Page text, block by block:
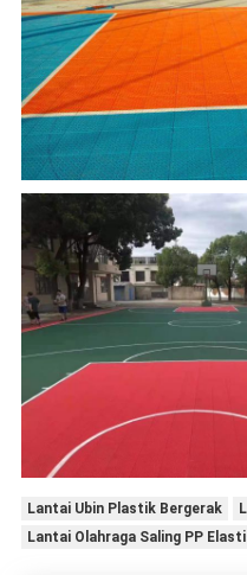
Lantai Ubin Plastik Bergerak
Lantai Olahraga Saling PP